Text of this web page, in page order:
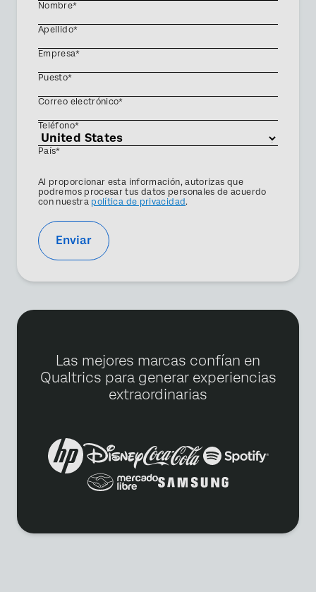
Nombre*
Apellido*
Empresa*
Puesto*
Correo electrónico*
Teléfono*
País*
Privacy
Optin
Al proporcionar esta información, autorizas que
podremos procesar tus datos personales de acuerdo
con nuestra política de privacidad.
Enviar
Las mejores marcas confían en
Qualtrics para generar experiencias
extraordinarias